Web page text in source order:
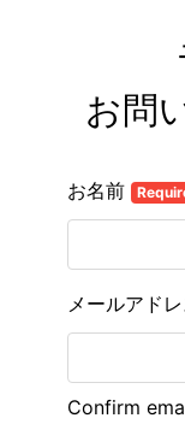
お問
お名前
メールアドレ
Confirm